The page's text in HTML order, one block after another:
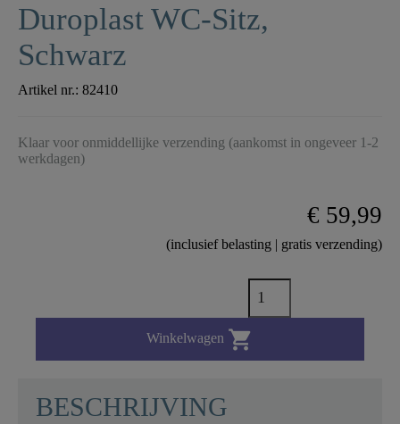
Duroplast WC-Sitz,
Schwarz
Artikel nr.: 82410
Klaar voor onmiddellijke verzending (aankomst in ongeveer 1-2
werkdagen)
€ 59,99
(inclusief belasting | gratis verzending)
Winkelwagen 
BESCHRIJVING